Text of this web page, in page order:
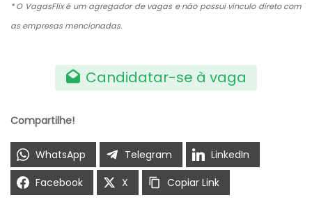
* O VagasFlix é um agregador de vagas e não possui vínculo direto com
as empresas mencionadas.
Candidatar-se à vaga
Compartilhe!
WhatsApp Telegram
LinkedIn
Facebook
X Copiar Link